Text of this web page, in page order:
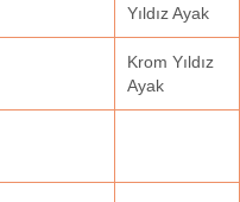
Yıldız Ayak
Krom Yıldız
Ayak